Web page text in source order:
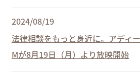
2024/08/19
法律相談をもっと身近に。アディ
Mが8月19日（月）より放映開始